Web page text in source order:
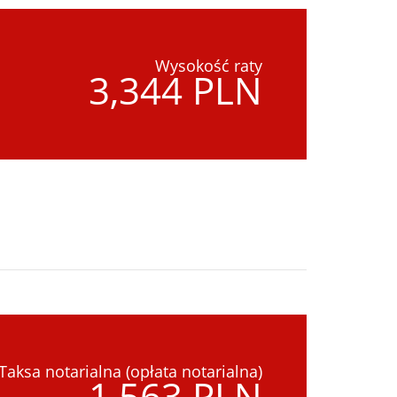
Wysokość raty
3,344 PLN
notarialna (opłata notarialna)